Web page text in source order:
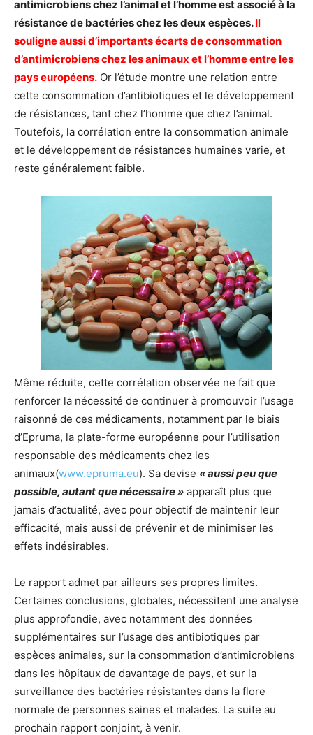
antimicrobiens chez l’animal et l’homme est associé à la
résistance de bactéries chez les deux espèces.Il
souligne aussi d’importants écarts de consommation
d’antimicrobiens chez les animaux et l’homme entre les
pays européens. Or l’étude montre une relation entre
cette consommation d’antibiotiques et le développement
de résistances, tant chez l’homme que chez l’animal.
Toutefois, la corrélation entre la consommation animale
et le développement de résistances humaines varie, et
reste généralement faible.
Même réduite, cette corrélation observée ne fait que
renforcer la nécessité de continuer à promouvoir l’usage
raisonné de ces médicaments, notamment par le biais
d’Epruma, la plate-forme européenne pour l’utilisation
responsable des médicaments chez les
animaux(www.epruma.eu). Sa devise «aussi peu que
possible, autant que nécessaire » apparaît plus que
jamais d’actualité, avec pour objectif de maintenir leur
efficacité, mais aussi de prévenir et de minimiser les
effets indésirables.
Le rapport admet par ailleurs ses propres limites.
Certaines conclusions, globales, nécessitent une analyse
plus approfondie, avec notamment des données
supplémentaires sur l’usage des antibiotiques par
espèces animales, sur la consommation d’antimicrobiens
dans les hôpitaux de davantage de pays, et sur la
surveillance des bactéries résistantes dans la flore
normale de personnes saines et malades. La suite au
prochain rapport conjoint, à venir.